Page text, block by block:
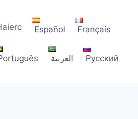
Español Français
العربية Русский